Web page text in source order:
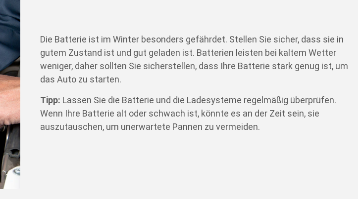
Die Batterie ist im Winter besonders gefährdet. Stellen Sie sicher, dass sie in
gutem Zustand ist und gut geladen ist. Batterien leisten bei kaltem Wetter
weniger, daher sollten Sie sicherstellen, dass Ihre Batterie stark genug ist, um
das Auto zu starten.
Tipp: Lassen Sie die Batterie und die Ladesysteme regelmäßig überprüfen.
Wenn Ihre Batterie alt oder schwach ist, könnte es an der Zeit sein, sie
auszutauschen, um unerwartete Pannen zu vermeiden.